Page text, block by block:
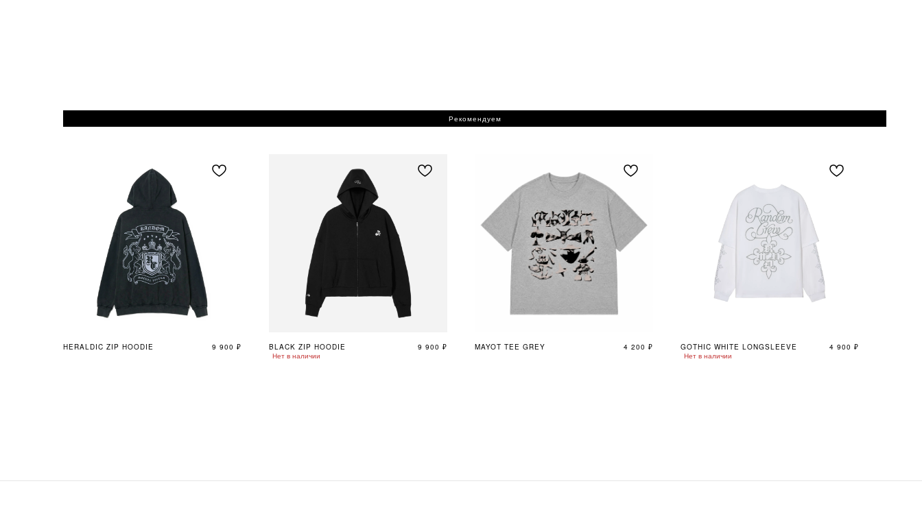
Рекомендуем
HERALDIC ZIP HOODIE 9 900 ₽ BLACK ZIP HOODIE 9 900 ₽
Нет в наличии
MAYOT TEE GREY 4 200 ₽ GOTHIC WHITE LONGSLEEVE 4 900 ₽
Нет в наличии